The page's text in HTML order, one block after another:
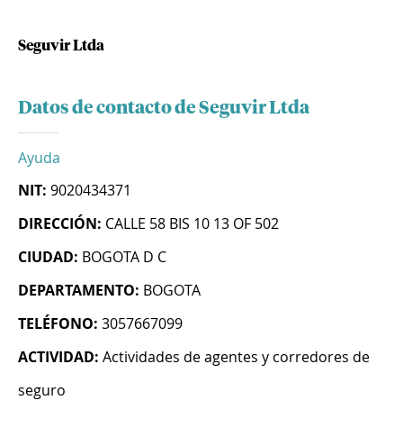
Seguvir Ltda
Datos de contacto de Seguvir Ltda
Ayuda
NIT: 9020434371
DIRECCIÓN: CALLE 58 BIS 10 13 OF 502
CIUDAD: BOGOTA D C
DEPARTAMENTO: BOGOTA
TELÉFONO: 3057667099
ACTIVIDAD: Actividades de agentes y corredores de
seguro